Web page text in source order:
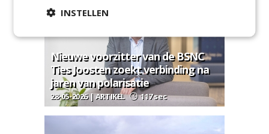
Nieuwe voorzitter van de BSNC
Ties Joosten zoekt verbinding na
jaren van polarisatie
28-05-2026 | ARTIKEL 117 sec
INSTELLEN